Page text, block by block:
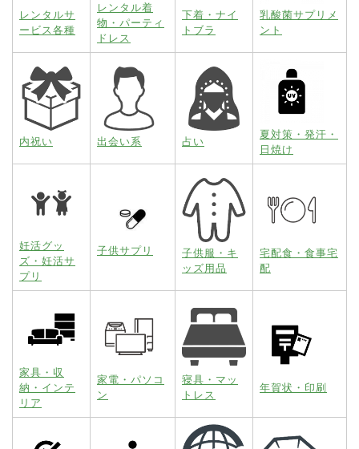
レンタルサ
ービス各種
レンタル着
物・パーティ
ドレス
下着・ナイ
トブラ
乳酸菌サプリメ
ント
内祝い 出会い系 占い
夏対策・発汗・
日焼け
妊活グッ
ズ・妊活サ
プリ
子供サプリ
子供服・キ
ッズ用品
宅配食・食事宅
配
家具・収
納・インテ
リア
家電・パソコ
ン
寝具・マッ
トレス
年賀状・印刷